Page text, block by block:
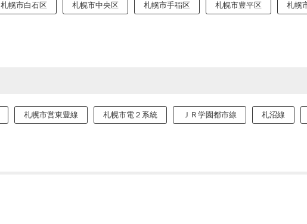
札幌市白石区 札幌市中央区 札幌市手稲区 札幌市豊平区 札幌
札幌市営東豊線 札幌市電２系統 ＪＲ学園都市線 札沼線